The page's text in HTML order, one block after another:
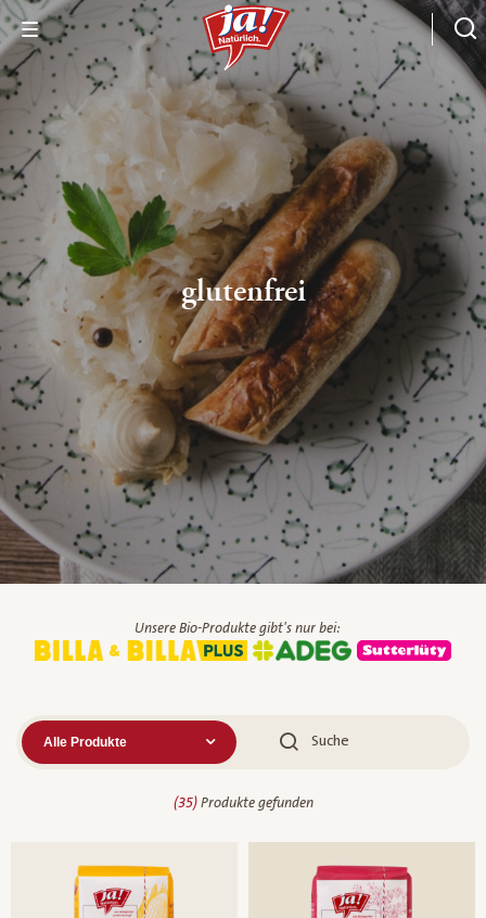
glutenfrei
Unsere Bio-Produkte gibt's nur bei:
(35)Produkte gefunden